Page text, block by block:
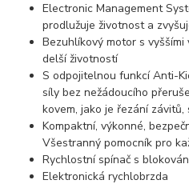
Electronic Management
prodlužuje životnost a
Bezuhlíkový motor s
delší životností
S odpojitelnou funkcí Anti-
síly bez nežádoucího
kovem, jako je řezání
Kompaktní, výkonné,
Všestranný pomocník pro
Rychlostní spínač s
Elektronická rychlobrzda